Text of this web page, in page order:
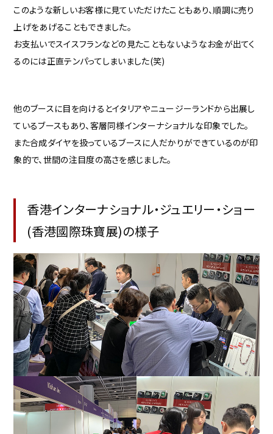
このような新しいお客様に見ていただけたこともあり、順調に売り
上げをあげることもできました。
お支払いでスイスフランなどの見たこともないようなお金が出てく
るのには正直テンパってしまいました(笑)
他のブースに目を向けるとイタリアやニュージーランドから出展し
ているブースもあり、客層同様インターナショナルな印象でした。
また合成ダイヤを扱っているブースに人だかりができているのが印
象的で、世間の注目度の高さを感じました。
香港インターナショナル・ジュエリー・ショー
(香港國際珠寶展)の様子